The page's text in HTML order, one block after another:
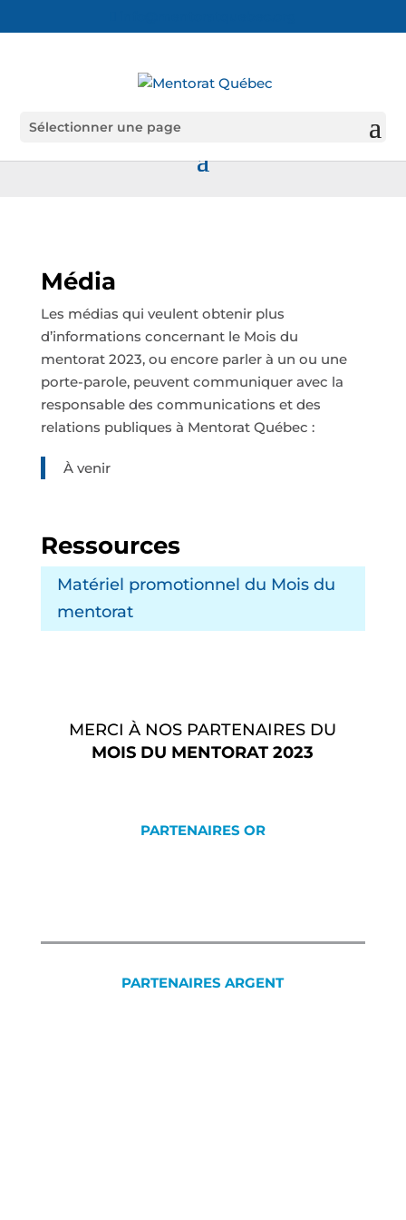
Sélectionner une page
Média
Les médias qui veulent obtenir plus
d’informations concernant le Mois du
mentorat 2023, ou encore parler à un ou une
porte-parole, peuvent communiquer avec la
responsable des communications et des
relations publiques à Mentorat Québec :
À venir
Ressources
Matériel promotionnel du Mois du
mentorat
MERCI À NOS PARTENAIRES DU
MOIS DU MENTORAT 2023
PARTENAIRES OR
PARTENAIRES ARGENT